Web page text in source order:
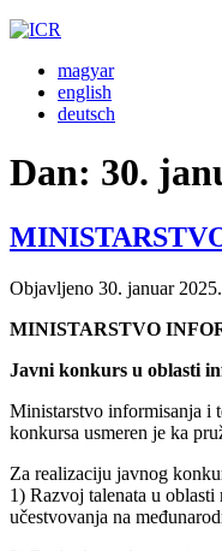
magyar
english
deutsch
Dan: 30.
Objavljeno 30. januar 2025.
MINISTARSTVO
Javni konkurs u oblasti
Ministarstvo informisanja i
konkursa usmeren je ka
Za realizaciju javnog
1) Razvoj talenata u
učestvovanja na